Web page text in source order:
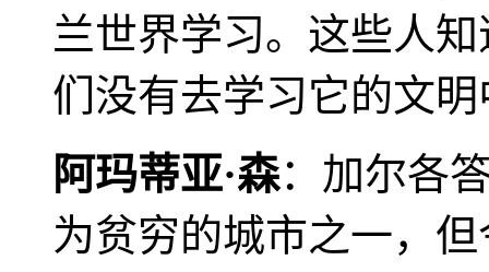
兰世界学习。这些人
们没有去学习它的文
阿玛蒂亚·森：加尔各
为贫穷的城市之一，